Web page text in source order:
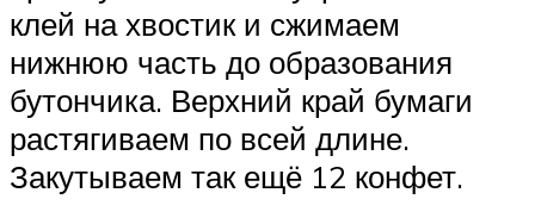
клей на хвостик и сжимаем
нижнюю часть до образования
бутончика. Верхний край бумаги
растягиваем по всей длине.
Закутываем так ещё 12 конфет.